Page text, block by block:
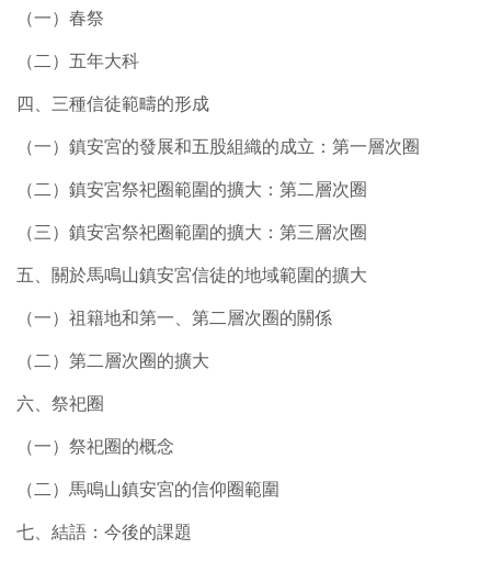
（一）春祭
（二）五年大科
四、三種信徒範疇的形成
（一）鎮安宮的發展和五股組織的成立：第一層次圈
（二）鎮安宮祭祀圈範圍的擴大：第二層次圈
（三）鎮安宮祭祀圈範圍的擴大：第三層次圈
五、關於馬鳴山鎮安宮信徒的地域範圍的擴大
（一）祖籍地和第一、第二層次圈的關係
（二）第二層次圈的擴大
六、祭祀圈
（一）祭祀圈的概念
（二）馬鳴山鎮安宮的信仰圈範圍
七、結語：今後的課題